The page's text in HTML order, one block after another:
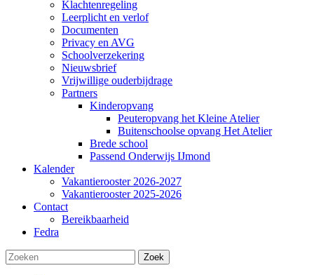
Klachtenregeling
Leerplicht en verlof
Documenten
Privacy en AVG
Schoolverzekering
Nieuwsbrief
Vrijwillige ouderbijdrage
Partners
Kinderopvang
Peuteropvang het Kleine Atelier
Buitenschoolse opvang Het Atelier
Brede school
Passend Onderwijs IJmond
Kalender
Vakantierooster 2026-2027
Vakantierooster 2025-2026
Contact
Bereikbaarheid
Fedra
Zoek